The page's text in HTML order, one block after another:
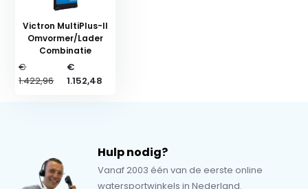
Victron MultiPlus-II
Omvormer/Lader
Combinatie
€
1.422,96
€
1.152,48
Hulp nodig?
Vanaf 2003 één van de eerste online
watersportwinkels in Nederland.